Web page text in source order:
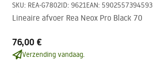
SKU: REA-G7802ID: 9621EAN: 5902557394593
Lineaire afvoer Rea Neox Pro Black 70
76,00 €
Verzending vandaag.